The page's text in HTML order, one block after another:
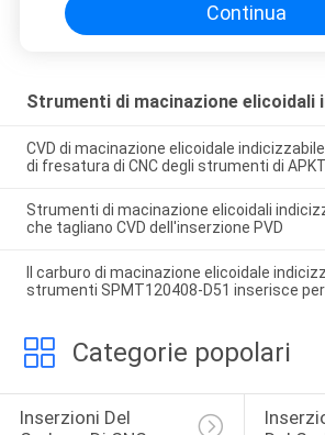
Continua
Strumenti di macinazione elicoidali
CVD di macinazione elicoidale
di fresatura di CNC degli strumenti di
Strumenti di macinazione elicoidali
che tagliano CVD dell'inserzione PVD
Il carburo di macinazione elicoidale
strumenti SPMT120408-D51 inserisce
Categorie popolari
Inserzioni Del